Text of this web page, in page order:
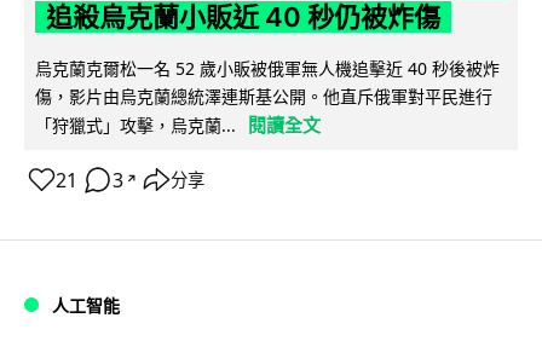
追殺烏克蘭小販近 40 秒仍被炸傷
烏克蘭克爾松一名 52 歲小販被俄軍無人機追擊近 40 秒後被炸
傷，影片由烏克蘭總統澤連斯基公開。他直斥俄軍對平民進行
「狩獵式」攻擊，烏克蘭...
閱讀全文
21 3 ↗ 分享
人工智能